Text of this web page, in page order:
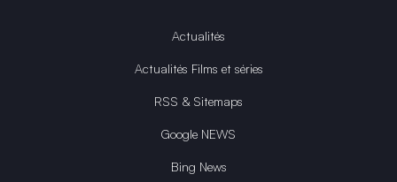
Actualités
Actualités Films et séries
RSS & Sitemaps
Google NEWS
Bing News